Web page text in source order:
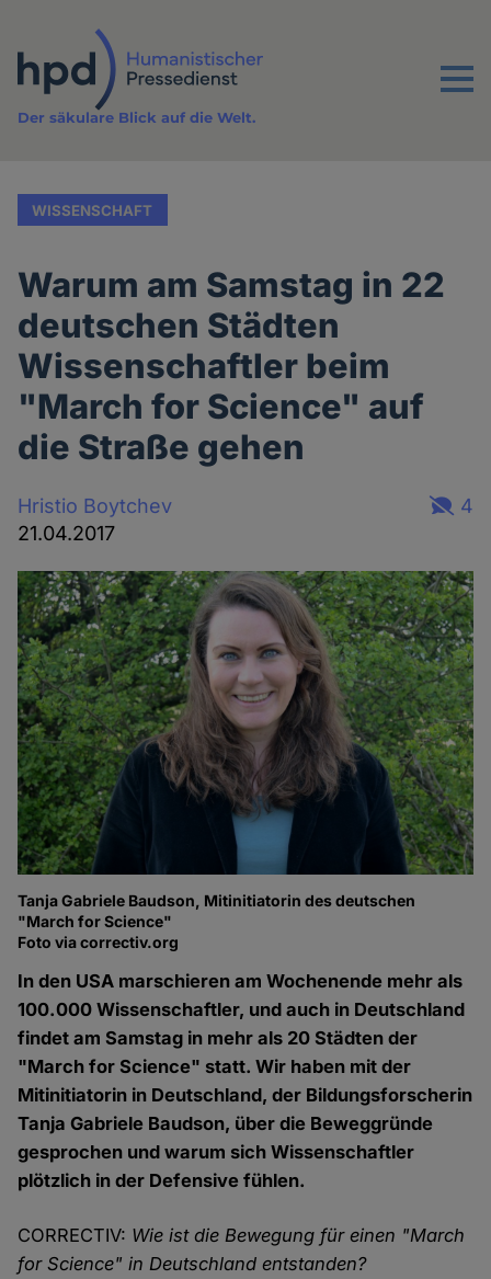
Inhalt
Menu
Der säkulare Blick auf die Welt.
WISSENSCHAFT
Warum am Samstag in 22
deutschen Städten
Wissenschaftler beim
"March for Science" auf
die Straße gehen
Hristio Boytchev
21.04.2017
4
Tanja Gabriele Baudson, Mitinitiatorin des deutschen
"March for Science"
Foto via correctiv.org
In den USA marschieren am Wochenende mehr als
100.000 Wissenschaftler, und auch in Deutschland
findet am Samstag in mehr als 20 Städten der
"March for Science" statt. Wir haben mit der
Mitinitiatorin in Deutschland, der Bildungsforscherin
Tanja Gabriele Baudson, über die Beweggründe
gesprochen und warum sich Wissenschaftler
plötzlich in der Defensive fühlen.
CORRECTIV: Wie ist die Bewegung für einen "March
for Science" in Deutschland entstanden?